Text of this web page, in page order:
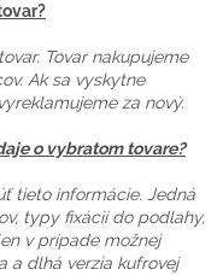
Tovar nakupujeme
Ak sa vyskytne
za nový.
o vybratom tovare?
tieto informácie. Jedná
typy fixácií do podlahy,
v prípade možnej
a dlhá verzia kufrovej